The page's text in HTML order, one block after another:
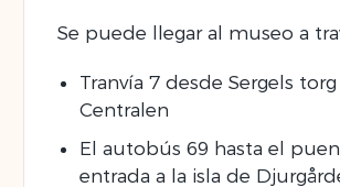
Se puede llegar al museo a
Tranvía 7 desde Sergels
Centralen
El autobús 69 hasta el
entrada a la isla de